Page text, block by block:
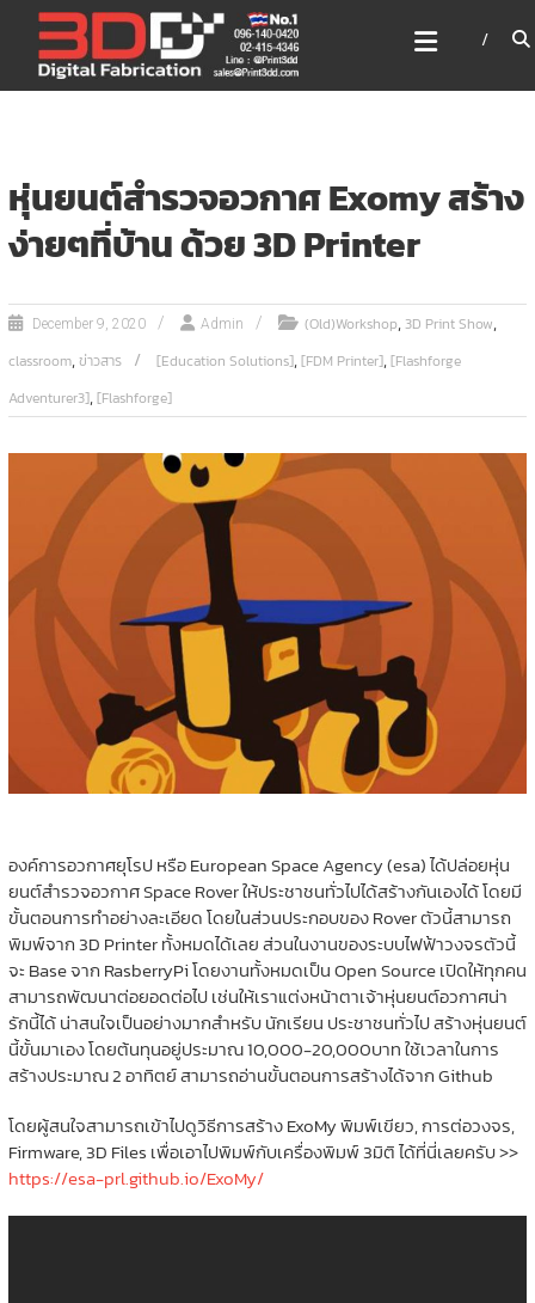
content
3DD DIGITAL FABRICATION
เครื่องพิมพ์3มิติ สแกนเนอร์
เลเซอร์
หุ่นยนต์สำรวจอวกาศ Exomy สร้าง
ง่ายๆที่บ้าน ด้วย 3D Printer
December 9, 2020 Admin (Old)Workshop,3D Print Show,
classroom,ข่าวสาร [Education Solutions],[FDM Printer],[Flashforge
Adventurer3],[Flashforge]
องค์การอวกาศยุโรป หรือ European Space Agency (esa) ได้ปล่อยหุ่น
ยนต์สำรวจอวกาศ Space Rover ให้ประชาชนทั่วไปได้สร้างกันเองได้ โดยมี
ขั้นตอนการทำอย่างละเอียด โดยในส่วนประกอบของ Rover ตัวนี้สามารถ
พิมพ์จาก 3D Printer ทั้งหมดได้เลย ส่วนในงานของระบบไฟฟ้าวงจรตัวนี้
จะ Base จาก RasberryPi โดยงานทั้งหมดเป็น Open Source เปิดให้ทุกคน
สามารถพัฒนาต่อยอดต่อไป เช่นให้เราแต่งหน้าตาเจ้าหุ่นยนต์อวกาศน่า
รักนี้ได้ น่าสนใจเป็นอย่างมากสำหรับ นักเรียน ประชาชนทั่วไป สร้างหุ่นยนต์
นี้ขั้นมาเอง โดยต้นทุนอยู่ประมาณ 10,000-20,000บาท ใช้เวลาในการ
สร้างประมาณ 2 อาทิตย์ สามารถอ่านขั้นตอนการสร้างได้จาก Github
โดยผู้สนใจสามารถเข้าไปดูวิธีการสร้าง ExoMy พิมพ์เขียว, การต่อวงจร,
Firmware, 3D Files เพื่อเอาไปพิมพ์กับเครื่องพิมพ์ 3มิติ ได้ที่นี่เลยครับ >>
https://esa-prl.github.io/ExoMy/